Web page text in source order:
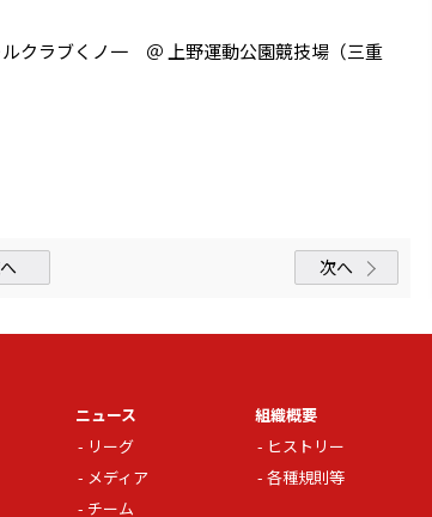
クラブくノ一 ＠ 上野運動公園競技場（三重
次へ
ニュース
リーグ
メディア
チーム
組織概要
ヒストリー
各種規則等